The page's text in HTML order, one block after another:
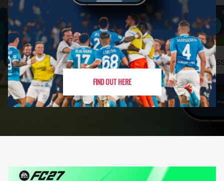
FIND OUT HERE